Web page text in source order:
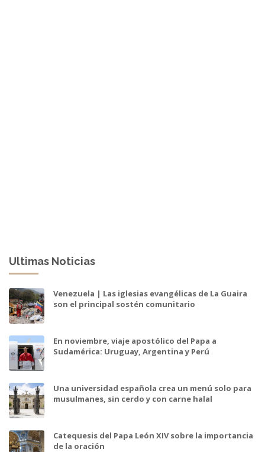
Ultimas Noticias
Venezuela | Las iglesias evangélicas de La Guaira
son el principal sostén comunitario
En noviembre, viaje apostólico del Papa a
Sudamérica: Uruguay, Argentina y Perú
Una universidad española crea un menú solo para
musulmanes, sin cerdo y con carne halal
Catequesis del Papa León XIV sobre la importancia
de la oración